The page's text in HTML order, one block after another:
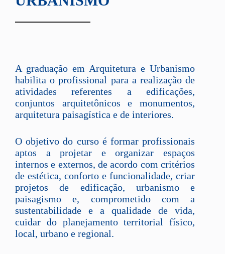
A graduação em Arquitetura e Urbanismo
habilita o profissional para a realização de
atividades referentes a edificações,
conjuntos arquitetônicos e monumentos,
arquitetura paisagística e de interiores.
O objetivo do curso é formar profissionais
aptos a projetar e organizar espaços
internos e externos, de acordo com critérios
de estética, conforto e funcionalidade, criar
projetos de edificação, urbanismo e
paisagismo e, comprometido com a
sustentabilidade e a qualidade de vida,
cuidar do planejamento territorial físico,
local, urbano e regional.